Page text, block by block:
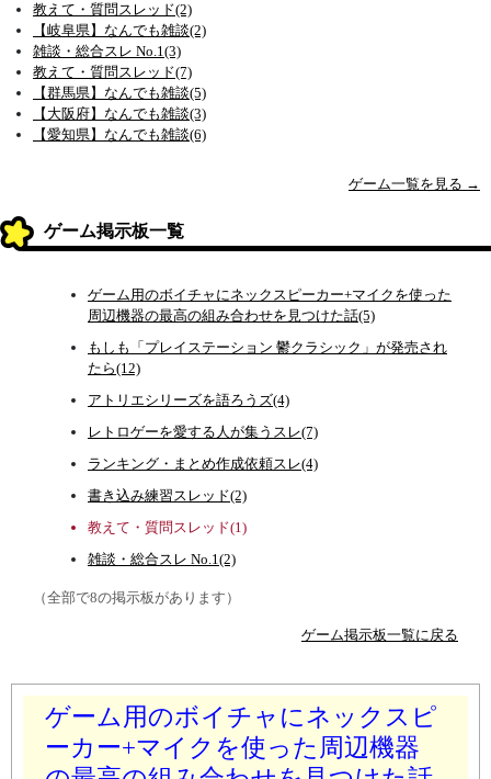
教えて・質問スレッド(2)
【岐阜県】なんでも雑談(2)
雑談・総合スレ No.1(3)
教えて・質問スレッド(7)
【群馬県】なんでも雑談(5)
【大阪府】なんでも雑談(3)
【愛知県】なんでも雑談(6)
ゲーム一覧を見る →
ゲーム掲示板一覧
ゲーム用のボイチャにネックスピーカー+マイクを使った
周辺機器の最高の組み合わせを見つけた話(5)
もしも「プレイステーション 鬱クラシック」が発売され
たら(12)
アトリエシリーズを語ろうズ(4)
レトロゲーを愛する人が集うスレ(7)
ランキング・まとめ作成依頼スレ(4)
書き込み練習スレッド(2)
教えて・質問スレッド(1)
雑談・総合スレ No.1(2)
（全部で8の掲示板があります）
ゲーム掲示板一覧に戻る
ゲーム用のボイチャにネックスピ
ーカー+マイクを使った周辺機器